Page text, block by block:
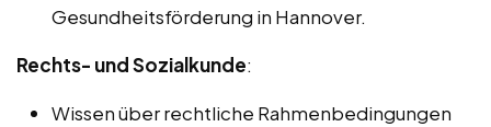
Gesundheitsförderung in Hannover.
Rechts- und Sozialkunde:
Wissen über rechtliche Rahmenbedingungen